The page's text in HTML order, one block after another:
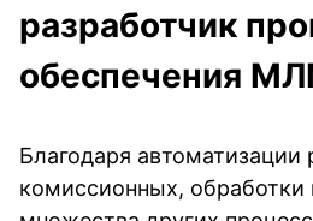
разработчик
обеспечения
Благодаря автоматизации
комиссионных, обработки